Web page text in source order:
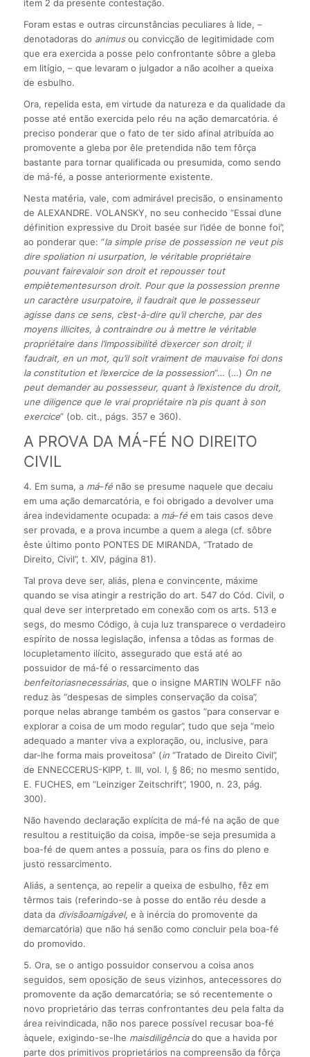
item 2 da presente contestação.
Foram estas e outras circunstâncias peculiares à lide, –
denotadoras do animusou convicção de legitimidade com
que era exercida a posse pelo confrontante sôbre a gleba
em litígio, – que levaram o julgador a não acolher a queixa
de esbulho.
Ora, repelida esta, em virtude da natureza e da qualidade da
posse até então exercida pelo réu na ação demarcatória. é
preciso ponderar que o fato de ter sido afinal atribuída ao
promovente a gleba por êle pretendida não tem fôrça
bastante para tornar qualificada ou presumida, como sendo
de má-fé, a posse anteriormente existente.
Nesta matéria, vale, com admirável precisão, o ensinamento
de ALEXANDRE. VOLANSKY, no seu conhecido “Essai d’une
définition expressive du Droit basée sur l’idée de bonne foi”,
ao ponderar que: “la simple prise de possession ne veut pis
dire spoliation ni usurpation, le véritable propriétaire
pouvant fairevaloir son droit et repousser tout
empiètementesurson droit. Pour que la possession prenne
un caractère usurpatoire, il faudrait que le possesseur
agisse dans ce sens, c’est-à-dire qu’il cherche, par des
moyens illicites, à contraindre ou à mettre le véritable
propriétaire dans l’impossibilité d’exercer son droit; il
faudrait, en un mot, qu’il soit vraiment de mauvaise foi dons
la constitution et l’exercice de la possession“… (…) On ne
peut demander au possesseur, quant à l’existence du droit,
une diligence que le vrai propriétaire n’a pis quant à son
exercice” (ob. cit., págs. 357 e 360).
A PROVA DA MÁ-FÉ NO DIREITO
CIVIL
4. Em suma, a má–fénão se presume naquele que decaiu
em uma ação demarcatória, e foi obrigado a devolver uma
área indevidamente ocupada: a má–féem tais casos deve
ser provada, e a prova incumbe a quem a alega (cf. sôbre
êste último ponto PONTES DE MIRANDA, “Tratado de
Direito, Civil”, t. XIV, página 81).
Tal prova deve ser, aliás, plena e convincente, máxime
quando se visa atingir a restrição do art. 547 do Cód. Civil, o
qual deve ser interpretado em conexão com os arts. 513 e
segs, do mesmo Código, à cuja luz transparece o verdadeiro
espírito de nossa legislação, infensa a tôdas as formas de
locupletamento ilícito, assegurado que está até ao
possuidor de má-fé o ressarcimento das
benfeitoriasnecessárias, que o insigne MARTIN WOLFF não
reduz às “despesas de simples conservação da coisa”,
porque nelas abrange também os gastos “para conservar e
explorar a coisa de um modo regular”, tudo que seja “meio
adequado a manter viva a exploração, ou, inclusive, para
dar-lhe forma mais proveitosa” (in“Tratado de Direito Civil”,
de ENNECCERUS-KIPP, t. III, vol. I, § 86; no mesmo sentido,
E. FUCHES, em “Leinziger Zeitschrift”, 1900, n. 23, pág.
300).
Não havendo declaração explícita de má-fé na ação de que
resultou a restituição da coisa, impõe-se seja presumida a
boa-fé de quem antes a possuía, para os fins do pleno e
justo ressarcimento.
Aliás, a sentença, ao repelir a queixa de esbulho, fêz em
têrmos tais (referindo-se à posse do então réu desde a
data da divisãoamigável, e à inércia do promovente da
demarcatória) que não há senão como concluir pela boa-fé
do promovido.
5. Ora, se o antigo possuidor conservou a coisa anos
seguidos, sem oposição de seus vizinhos, antecessores do
promovente da ação demarcatória; se só recentemente o
novo proprietário das terras confrontantes deu pela falta da
área reivindicada, não nos parece possível recusar boa-fé
àquele, exigindo-se-lhe maisdiligênciado que a havida por
parte dos primitivos proprietários na compreensão da fôrça